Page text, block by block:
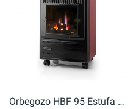
Orbegozo HBF 95 Estufa De Butano